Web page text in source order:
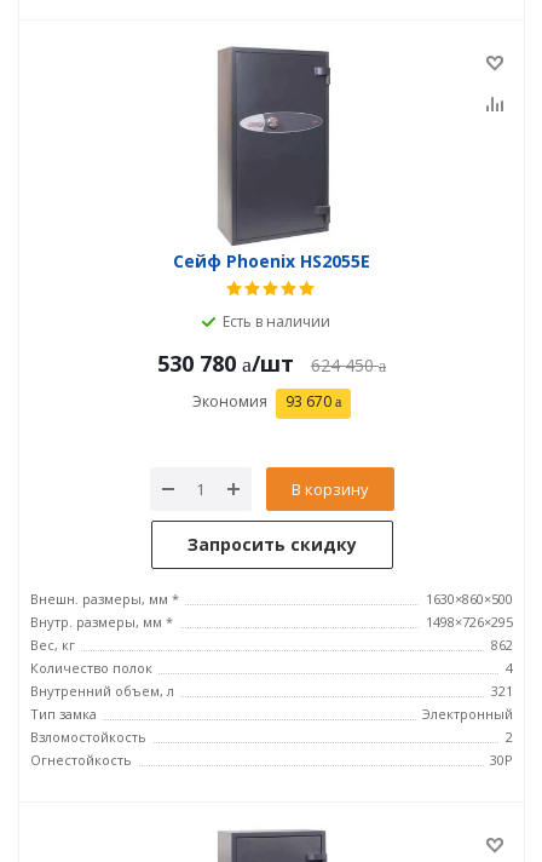
Сейф Phoenix HS2055E
Есть в наличии
530 780 /шт 624 450
Экономия 93 670
В корзину
Запросить скидку
Внешн. размеры, мм *
1630×860×500
Внутр. размеры, мм *
1498×726×295
Вес, кг
862
Количество полок
4
Внутренний объем, л
321
Тип замка
Электронный
Взломостойкость
2
Огнестойкость
30P